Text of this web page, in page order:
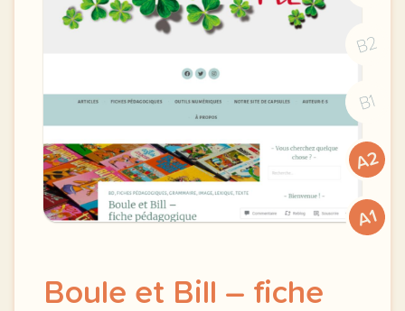
B2
B1
A2
A1
Boule et Bill – fiche